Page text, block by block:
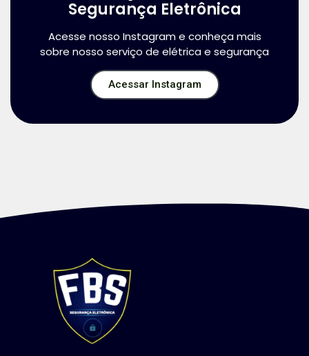
Segurança Eletrônica
Acesse nosso Instagram e conheça mais
sobre nosso serviço de elétrica e segurança
Acessar Instagram